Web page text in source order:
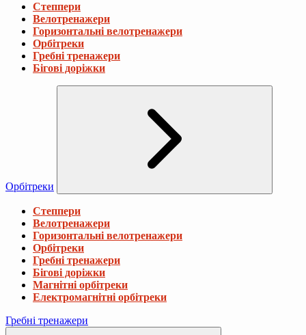
Степпери
Велотренажери
Горизонтальні велотренажери
Орбітреки
Гребні тренажери
Бігові доріжки
Орбітреки
Степпери
Велотренажери
Горизонтальні велотренажери
Орбітреки
Гребні тренажери
Бігові доріжки
Магнітні орбітреки
Електромагнітні орбітреки
Гребні тренажери